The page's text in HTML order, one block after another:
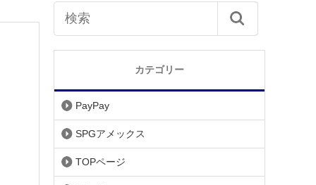
カテゴリー
PayPay
SPGアメックス
TOPページ